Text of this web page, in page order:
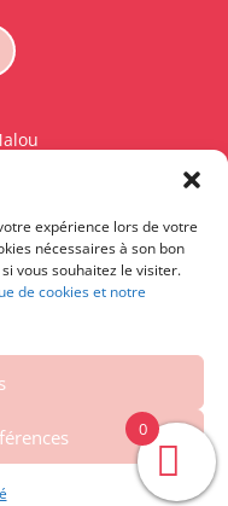
expérience lors de votre
nécessaires à son bon
vous souhaitez le visiter.
de cookies et notre
sauf accord
d’IA strictement
– Conditions
Droit de0